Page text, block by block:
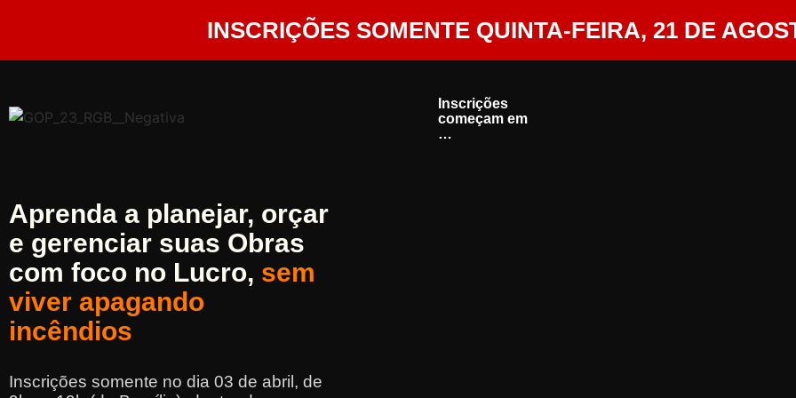
INSCRIÇÕES SOMENTE QUINTA-FEIRA, 21 DE
Inscrições
começam em
…
Aprenda a planejar, orçar
e gerenciar suas Obras
com foco no Lucro, sem
viver apagando
incêndios
Inscrições somente no dia 03 de abril, de